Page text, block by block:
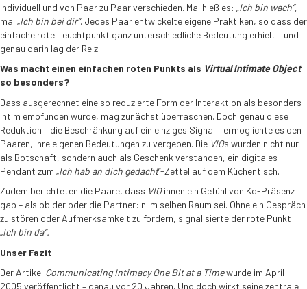
individuell und von Paar zu Paar verschieden. Mal hieß es: „Ich bin wach“,
mal „Ich bin bei dir“. Jedes Paar entwickelte eigene Praktiken, so dass der
einfache rote Leuchtpunkt ganz unterschiedliche Bedeutung erhielt – und
genau darin lag der Reiz.
Was macht einen einfachen roten Punkts als Virtual Intimate Object
so besonders?
Dass ausgerechnet eine so reduzierte Form der Interaktion als besonders
intim empfunden wurde, mag zunächst überraschen. Doch genau diese
Reduktion – die Beschränkung auf ein einziges Signal – ermöglichte es den
Paaren, ihre eigenen Bedeutungen zu vergeben. Die VIOs wurden nicht nur
als Botschaft, sondern auch als Geschenk verstanden, ein digitales
Pendant zum „Ich hab an dich gedacht“-Zettel auf dem Küchentisch.
Zudem berichteten die Paare, dass VIOihnen ein Gefühl von Ko-Präsenz
gab – als ob der oder die Partner:in im selben Raum sei. Ohne ein Gespräch
zu stören oder Aufmerksamkeit zu fordern, signalisierte der rote Punkt:
„Ich bin da“.
Unser Fazit
Der Artikel Communicating Intimacy One Bit at a Timewurde im April
2005 veröffentlicht – genau vor 20 Jahren. Und doch wirkt seine zentrale